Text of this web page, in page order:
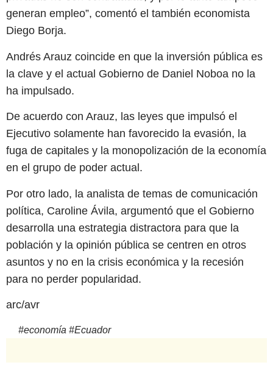
generan empleo”, comentó el también economista
Diego Borja.
Andrés Arauz coincide en que la inversión pública es
la clave y el actual Gobierno de Daniel Noboa no la
ha impulsado.
De acuerdo con Arauz, las leyes que impulsó el
Ejecutivo solamente han favorecido la evasión, la
fuga de capitales y la monopolización de la economía
en el grupo de poder actual.
Por otro lado, la analista de temas de comunicación
política, Caroline Ávila, argumentó que el Gobierno
desarrolla una estrategia distractora para que la
población y la opinión pública se centren en otros
asuntos y no en la crisis económica y la recesión
para no perder popularidad.
arc/avr
#economía #Ecuador